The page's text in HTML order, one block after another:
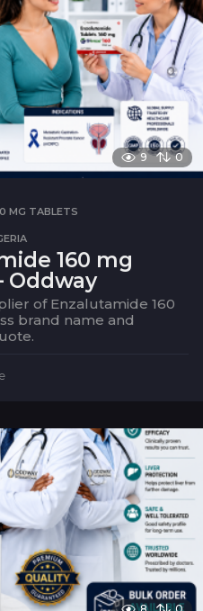
i
n
e
9 0
MG TABLETS
160 mg
Oddway
of Enzalutamide 160
brand name and
m
a
i
n
e